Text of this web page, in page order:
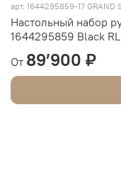
арт. 1644295859-17 GRAND
Настольный набор
1644295859 Black
От 89’900 ₽